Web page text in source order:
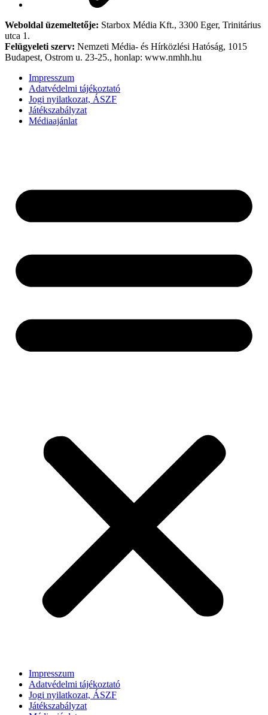
Weboldal üzemeltetője: Starbox Média Kft., 3300 Eger, Trinitárius
utca 1.
Felügyeleti szerv: Nemzeti Média- és Hírközlési Hatóság, 1015
Budapest, Ostrom u. 23-25., honlap: www.nmhh.hu
Impresszum
Adatvédelmi tájékoztató
Jogi nyilatkozat, ÁSZF
Játékszabályzat
Médiaajánlat
Impresszum
Adatvédelmi tájékoztató
Jogi nyilatkozat, ÁSZF
Játékszabályzat